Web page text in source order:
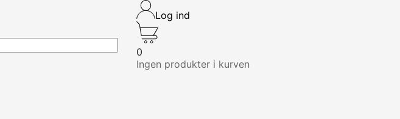
Log ind
0
Ingen produkter i kurven